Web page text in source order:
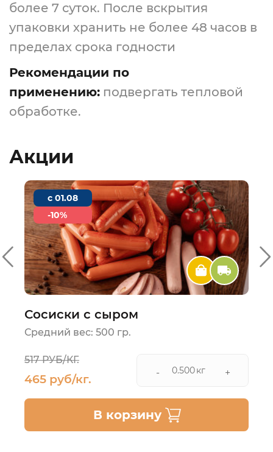
более 7 суток. После вскрытия
упаковки хранить не более 48 часов в
пределах срока годности
Рекомендации по
применению: подвергать тепловой
обработке.
Акции
c 01.08
-10%
Сосиски с сыром
Средний вес: 500 гр.
517 РУБ/КГ.
465 руб/кг. - кг +
В корзину